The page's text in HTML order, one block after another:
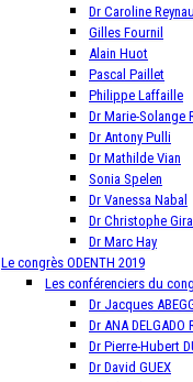
Dr Caroline
Gilles Fournil
Alain Huot
Pascal Paillet
Philippe Laffaille
Dr Marie-Solange
Dr Antony Pulli
Dr Mathilde Vian
Sonia Spelen
Dr Vanessa Nabal
Dr Christophe
Dr Marc Hay
Le congrès ODENTH 2019
Les conférenciers du
Dr Jacques
Dr ANA DELGADO
Dr Pierre-Hubert
Dr David GUEX